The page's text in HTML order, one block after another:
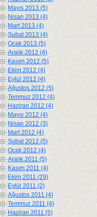
Mayıs 2013 (5)
Nisan 2013 (4)
Mart 2013 (4)
Şubat 2013 (4)
Ocak 2013 (5)
Aralık 2012 (4)
Kasım 2012 (5)
Ekim 2012 (4)
Eylül 2012 (4)
Ağustos 2012 (5)
Temmuz 2012 (4)
Haziran 2012 (4)
Mayıs 2012 (4)
Nisan 2012 (3)
Mart 2012 (4)
Şubat 2012 (5)
Ocak 2012 (4)
Aralık 2011 (5)
Kasım 2011 (4)
Ekim 2011 (29)
Eylül 2011 (2)
Ağustos 2011 (4)
Temmuz 2011 (4)
Haziran 2011 (5)